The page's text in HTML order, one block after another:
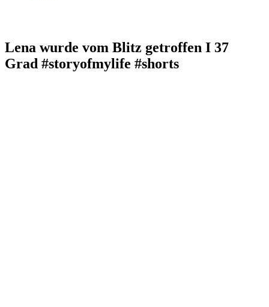
Lena wurde vom Blitz getroffen I 37
Grad #storyofmylife #shorts